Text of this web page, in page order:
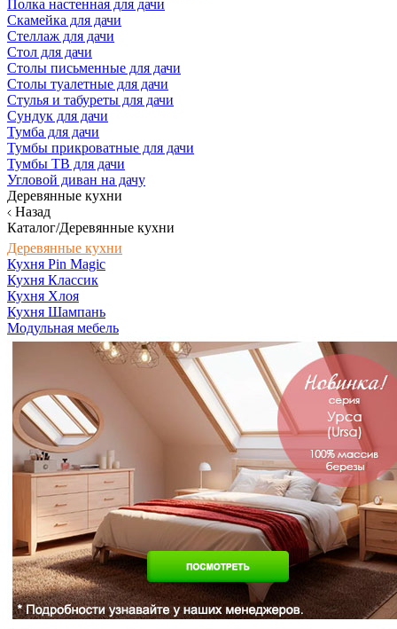
Полка настенная для дачи
Скамейка для дачи
Стеллаж для дачи
Стол для дачи
Столы письменные для дачи
Столы туалетные для дачи
Стулья и табуреты для дачи
Сундук для дачи
Тумба для дачи
Тумбы прикроватные для дачи
Тумбы ТВ для дачи
Угловой диван на дачу
Деревянные кухни
Назад
Каталог/Деревянные кухни
Деревянные кухни
Кухня Pin Magic
Кухня Классик
Кухня Хлоя
Кухня Шампань
Модульная мебель